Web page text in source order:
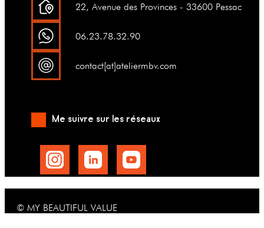
22, Avenue des Provinces - 33600 Pessac
06.23.78.32.90
contact[at]ateliermbv.com
Me suivre sur les réseaux
© MY BEAUTIFUL VALUE